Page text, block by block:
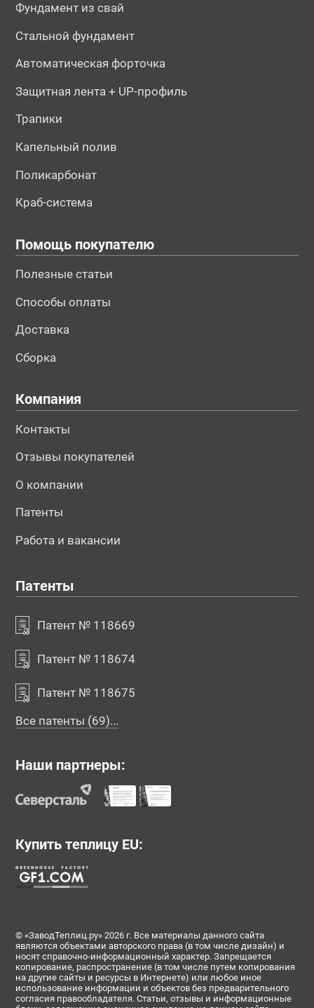
Фундамент из свай
Стальной фундамент
Автоматическая форточка
Защитная лента + UP-профиль
Трапики
Капельный полив
Поликарбонат
Краб-система
Помощь покупателю
Полезные статьи
Способы оплаты
Доставка
Сборка
Компания
Контакты
Отзывы покупателей
О компании
Патенты
Работа и вакансии
Патенты
Патент № 118669
Патент № 118674
Патент № 118675
Все патенты (69)...
Наши партнеры:
Купить теплицу EU:
© «ЗаводТеплиц.ру» 2026 г. Все материалы данного сайта
являются объектами авторского права (в том числе дизайн) и
носят справочно-информационный характер. Запрещается
копирование, распространение (в том числе путем копирования
на другие сайты и ресурсы в Интернете) или любое иное
использование информации и объектов без предварительного
согласия правообладателя. Статьи, отзывы и информационные